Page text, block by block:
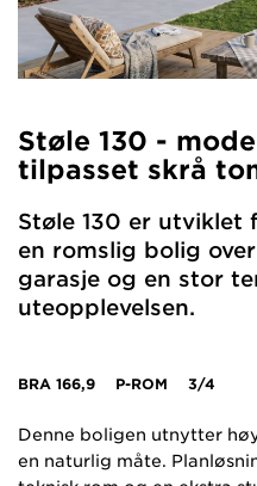
Støle 130 -
tilpasset skrå
Støle 130 er
en romslig bolig
garasje og en stor
uteopplevelsen.
BRA 166,9 P-ROM 3/4
Denne boligen utnytter
en naturlig måte.